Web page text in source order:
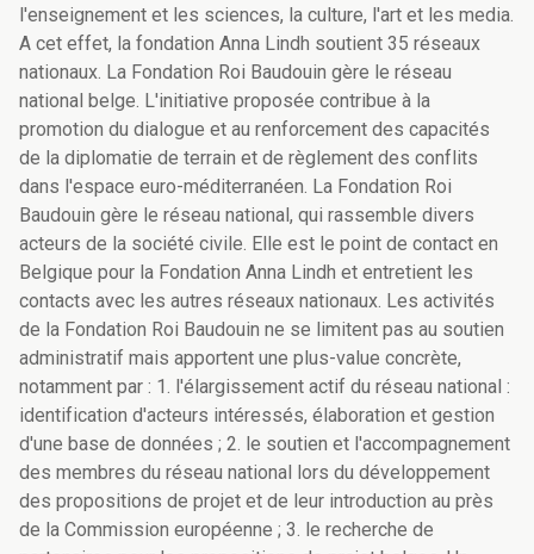
l'enseignement et les sciences, la culture, l'art et les media.
A cet effet, la fondation Anna Lindh soutient 35 réseaux
nationaux. La Fondation Roi Baudouin gère le réseau
national belge. L'initiative proposée contribue à la
promotion du dialogue et au renforcement des capacités
de la diplomatie de terrain et de règlement des conflits
dans l'espace euro-méditerranéen. La Fondation Roi
Baudouin gère le réseau national, qui rassemble divers
acteurs de la société civile. Elle est le point de contact en
Belgique pour la Fondation Anna Lindh et entretient les
contacts avec les autres réseaux nationaux. Les activités
de la Fondation Roi Baudouin ne se limitent pas au soutien
administratif mais apportent une plus-value concrète,
notamment par : 1. l'élargissement actif du réseau national :
identification d'acteurs intéressés, élaboration et gestion
d'une base de données ; 2. le soutien et l'accompagnement
des membres du réseau national lors du développement
des propositions de projet et de leur introduction au près
de la Commission européenne ; 3. le recherche de